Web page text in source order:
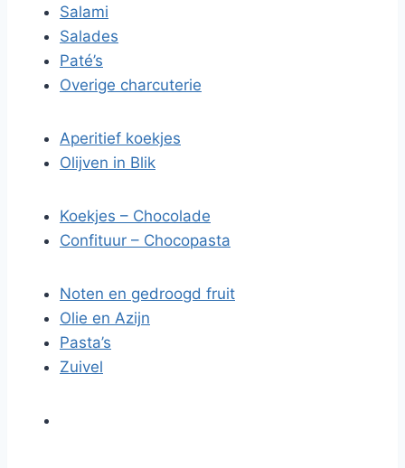
Salami
Salades
Paté’s
Overige charcuterie
Aperitief koekjes
Olijven in Blik
Koekjes – Chocolade
Confituur – Chocopasta
Noten en gedroogd fruit
Olie en Azijn
Pasta’s
Zuivel